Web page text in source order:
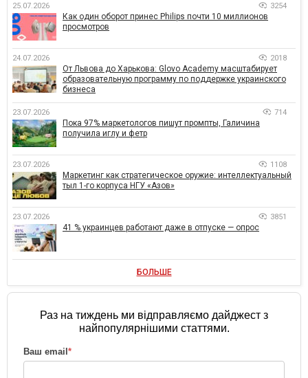
25.07.2026 3254
Как один оборот принес Philips почти 10 миллионов
просмотров
24.07.2026 2018
От Львова до Харькова: Glovo Academy масштабирует
образовательную программу по поддержке украинского
бизнеса
23.07.2026 714
Пока 97% маркетологов пишут промпты, Галичина
получила иглу и фетр
23.07.2026 1108
Маркетинг как стратегическое оружие: интеллектуальный
тыл 1-го корпуса НГУ «Азов»
23.07.2026 3851
41 % украинцев работают даже в отпуске — опрос
БОЛЬШЕ
Раз на тиждень ми відправляємо дайджест з
найпопулярнішими статтями.
Ваш email*